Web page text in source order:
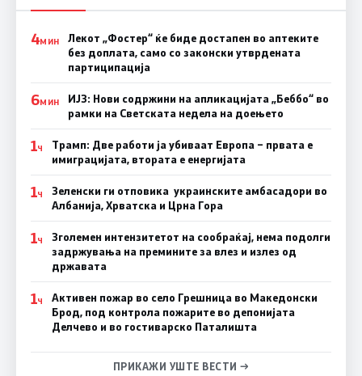
4МИН
Лекот „Фостер“ ќе биде достапен во аптеките
без доплата, само со законски утврдената
партиципација
6МИН
ИЈЗ: Нови содржини на апликацијата „Беббо“ во
рамки на Светската недела на доењето
1Ч
Трамп: Две работи ја убиваат Европа – првата е
имиграцијата, втората е енергијата
1Ч
Зеленски ги отповика украинските амбасадори во
Албанија, Хрватска и Црна Гора
1Ч
Зголемен интензитетот на сообраќај, нема подолги
задржувања на премините за влез и излез од
државата
1Ч
Активен пожар во село Грешница во Македонски
Брод, под контрола пожарите во депонијата
Делчево и во гостиварско Паталишта
ПРИКАЖИ УШТЕ ВЕСТИ →